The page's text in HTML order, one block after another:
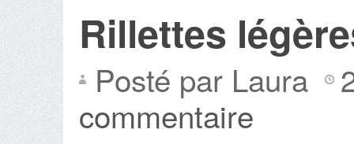
Rillettes
Posté par Laura
commentaire